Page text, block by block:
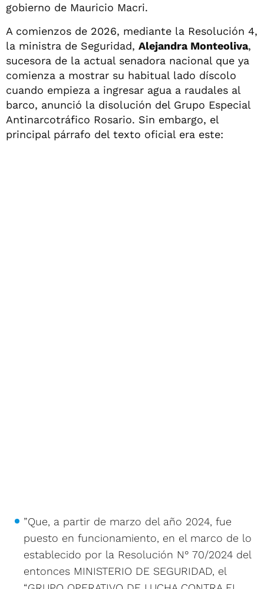
gobierno de Mauricio Macri.
A comienzos de 2026, mediante la Resolución 4,
la ministra de Seguridad, Alejandra Monteoliva,
sucesora de la actual senadora nacional que ya
comienza a mostrar su habitual lado díscolo
cuando empieza a ingresar agua a raudales al
barco, anunció la disolución del Grupo Especial
Antinarcotráfico Rosario. Sin embargo, el
principal párrafo del texto oficial era este:
”Que, a partir de marzo del año 2024, fue
puesto en funcionamiento, en el marco de lo
establecido por la Resolución N° 70/2024 del
entonces MINISTERIO DE SEGURIDAD, el